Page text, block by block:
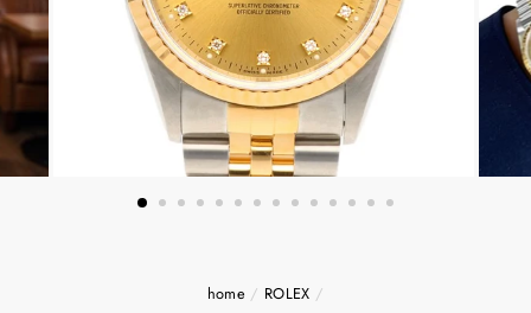
home / ROLEX /